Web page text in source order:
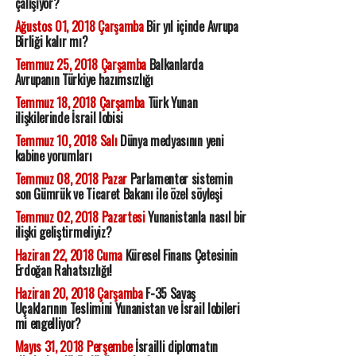
Ağustos 01, 2018 ÇarşambaBir yıl içinde Avrupa
Birliği kalır mı?
Temmuz 25, 2018 ÇarşambaBalkanlarda
Avrupanın Türkiye hazımsızlığı
Temmuz 18, 2018 ÇarşambaTürk Yunan
ilişkilerinde İsrail lobisi
Temmuz 10, 2018 SalıDünya medyasının yeni
kabine yorumları
Temmuz 08, 2018 PazarParlamenter sistemin
son Gümrük ve Ticaret Bakanı ile özel söyleşi
Temmuz 02, 2018 PazartesiYunanistanla nasıl bir
ilişki geliştirmeliyiz?
Haziran 22, 2018 CumaKüresel Finans Çetesinin
Erdoğan Rahatsızlığı!
Haziran 20, 2018 ÇarşambaF-35 Savaş
Uçaklarının Teslimini Yunanistan ve İsrail lobileri
mi engelliyor?
Mayıs 31, 2018 Perşembeİsrailli diplomatın